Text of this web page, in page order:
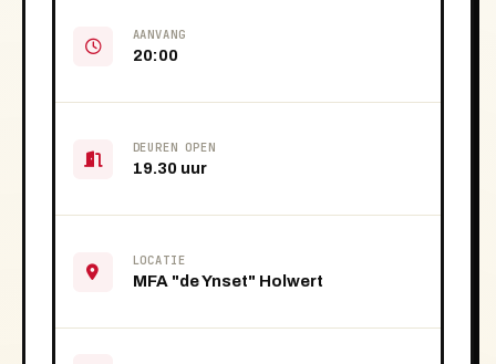
AANVANG
20:00
DEUREN OPEN
19.30 uur
LOCATIE
MFA "de Ynset" Holwert